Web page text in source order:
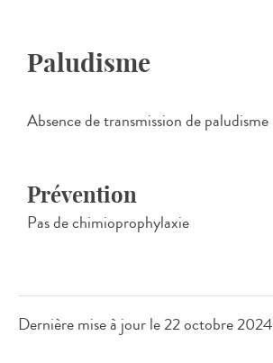
Paludisme
Absence de transmission de paludisme
Prévention
Pas de chimioprophylaxie
Dernière mise à jour le22 octobre 2024